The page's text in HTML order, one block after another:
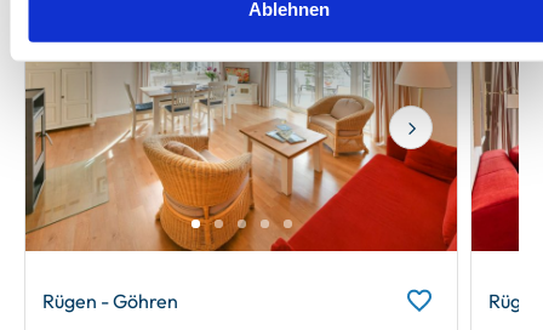
Ablehnen
Next
Rügen - Göhren